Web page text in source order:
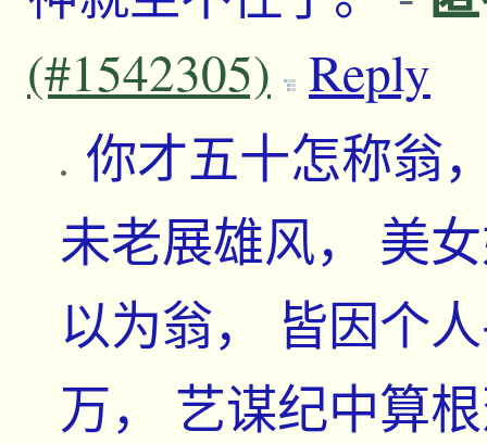
(#1542305) Reply
你才五十怎称翁
未老展雄风， 美
以为翁， 皆因个
万， 艺谋纪中算